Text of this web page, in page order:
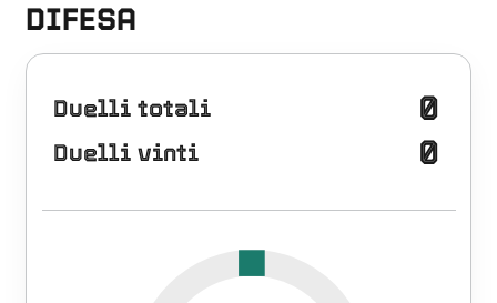
DIFESA
Duelli totali 0
Duelli vinti 0